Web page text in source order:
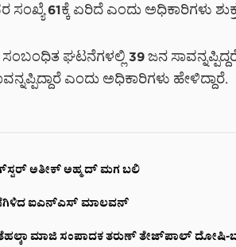
61ಕ್ಕೆ ಏರಿದೆ ಎಂದು ಅಧಿಕಾರಿಗಳು
ಘಟನೆಗಳಲ್ಲಿ 39 ಜನ
ಎಂದು ಅಧಿಕಾರಿಗಳು ಹೇಳಿದ್ದಾರೆ.
ಅತೀಕ್ ಅಹ್ಮದ್ ಮಗ ಬಲಿ
ಐಎನ್‌ಎಸ್ ಮಾಲವನ್
ತೆಹಲ್ಕಾ ಮಾಜಿ ಸಂಪಾದಕ ತರುಣ್ ತೇಜ್‌ಪಾಲ್ ದೋಷಿ-